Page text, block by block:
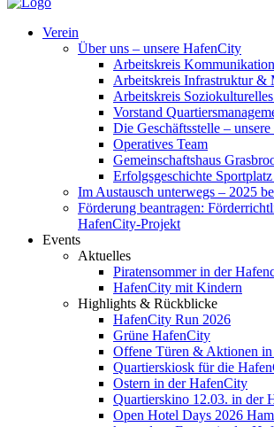
Verein
Über uns – unsere HafenCity
Arbeitskreis
Arbeitskreis Infrastruktur &
Arbeitskreis
Vorstand
Die Geschäftsstelle –
Operatives Team
Gemeinschaftshaus
Erfolgsgeschichte
Im Austausch unterwegs – 2025
Förderung beantragen:
HafenCity-Projekt
Events
Aktuelles
Piratensommer in der
HafenCity mit Kindern
Highlights & Rückblicke
HafenCity Run 2026
Grüne HafenCity
Offene Türen & Aktionen
Quartierskiosk für die
Ostern in der HafenCity
Quartierskino 12.03. in der
Open Hotel Days 2026